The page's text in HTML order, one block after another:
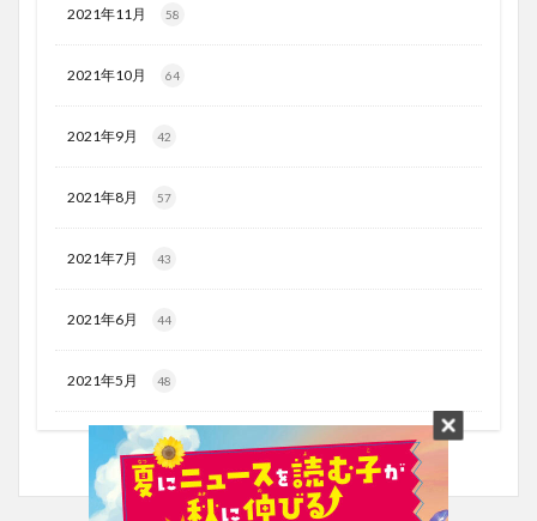
2021年11月 58
2021年10月 64
2021年9月 42
2021年8月 57
2021年7月 43
2021年6月 44
2021年5月 48